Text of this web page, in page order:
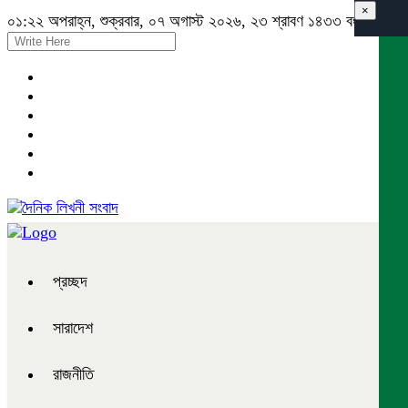
০১:২২ অপরাহ্ন, শুক্রবার, ০৭ অগাস্ট ২০২৬, ২৩ শ্রাবণ ১৪৩৩ বঙ্গাব্দ
প্রচ্ছদ
সারাদেশ
রাজনীতি
×